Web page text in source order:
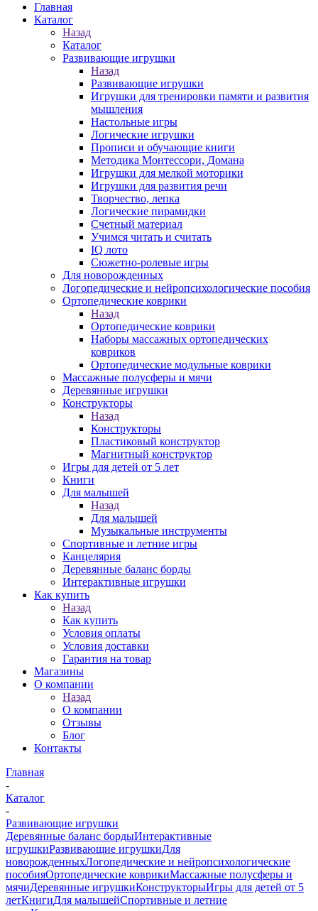
Главная
Каталог
Назад
Каталог
Развивающие игрушки
Назад
Развивающие игрушки
Игрушки для тренировки памяти и развития
мышления
Настольные игры
Логические игрушки
Прописи и обучающие книги
Методика Монтессори, Домана
Игрушки для мелкой моторики
Игрушки для развития речи
Творчество, лепка
Логические пирамидки
Счетный материал
Учимся читать и считать
IQ лото
Сюжетно-ролевые игры
Для новорожденных
Логопедические и нейропсихологические пособия
Ортопедические коврики
Назад
Ортопедические коврики
Наборы массажных ортопедических
ковриков
Ортопедические модульные коврики
Массажные полусферы и мячи
Деревянные игрушки
Конструкторы
Назад
Конструкторы
Пластиковый конструктор
Магнитный конструктор
Игры для детей от 5 лет
Книги
Для малышей
Назад
Для малышей
Музыкальные инструменты
Спортивные и летние игры
Канцелярия
Деревянные баланс борды
Интерактивные игрушки
Как купить
Назад
Как купить
Условия оплаты
Условия доставки
Гарантия на товар
Магазины
О компании
Назад
О компании
Отзывы
Блог
Контакты
Главная
-
Каталог
-
Развивающие игрушки
Деревянные баланс бордыИнтерактивные
игрушкиРазвивающие игрушкиДля
новорожденныхЛогопедические и нейропсихологические
пособияОртопедические коврикиМассажные полусферы и
мячиДеревянные игрушкиКонструкторыИгры для детей от 5
летКнигиДля малышейСпортивные и летние